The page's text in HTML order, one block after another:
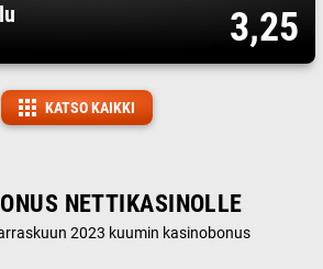
3,25
KATSO KAIKKI
NETTIKASINOLLE
2023 kuumin kasinobonus